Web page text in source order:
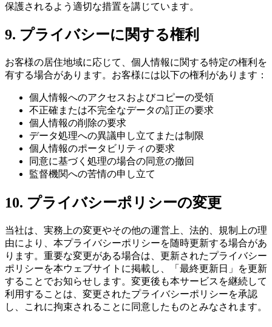
保護されるよう適切な措置を講じています。
9. プライバシーに関する権利
お客様の居住地域に応じて、個人情報に関する特定の権利を
有する場合があります。お客様には以下の権利があります：
個人情報へのアクセスおよびコピーの受領
不正確または不完全なデータの訂正の要求
個人情報の削除の要求
データ処理への異議申し立てまたは制限
個人情報のポータビリティの要求
同意に基づく処理の場合の同意の撤回
監督機関への苦情の申し立て
10. プライバシーポリシーの変更
当社は、実務上の変更やその他の運営上、法的、規制上の理
由により、本プライバシーポリシーを随時更新する場合があ
ります。重要な変更がある場合は、更新されたプライバシー
ポリシーを本ウェブサイトに掲載し、「最終更新日」を更新
することでお知らせします。変更後も本サービスを継続して
利用することは、変更されたプライバシーポリシーを承認
し、これに拘束されることに同意したものとみなされます。